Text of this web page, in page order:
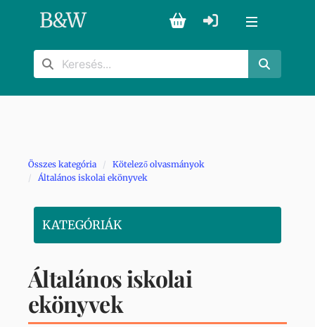
B&W
Összes kategória
Kötelező olvasmányok
Általános iskolai ekönyvek
KATEGÓRIÁK
Általános iskolai
ekönyvek